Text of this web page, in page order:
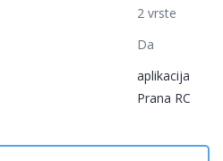
2 vrste
Da
aplikacija
Prana RC